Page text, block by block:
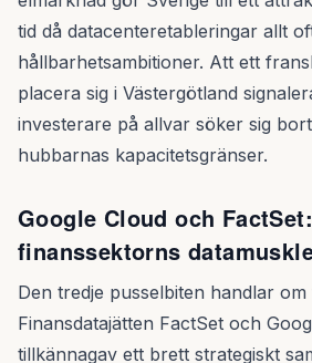
tid då datacenteretableringar allt
hållbarhetsambitioner. Att ett
placera sig i Västergötland
investerare på allvar söker sig
hubbarnas kapacitetsgränser.
Google Cloud och
finanssektorns
Den tredje pusselbiten handlar om
Finansdatajätten FactSet och
tillkännagav ett brett strategiskt